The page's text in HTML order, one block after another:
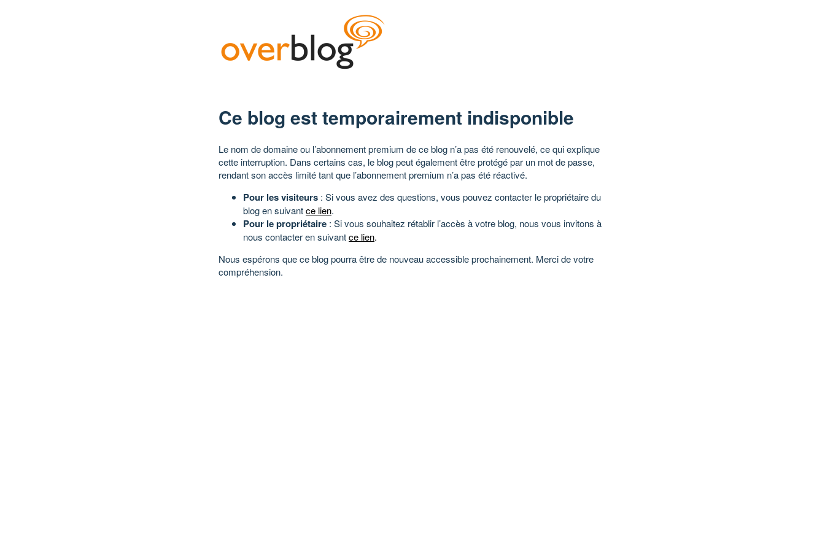
Ce blog est temporairement indisponible
Le nom de domaine ou l’abonnement premium de ce blog n’a pas été renouvelé, ce qui explique
cette interruption. Dans certains cas, le blog peut également être protégé par un mot de passe,
rendant son accès limité tant que l’abonnement premium n’a pas été réactivé.
Pour les visiteurs : Si vous avez des questions, vous pouvez contacter le propriétaire du
blog en suivantce lien.
Pour le propriétaire : Si vous souhaitez rétablir l’accès à votre blog, nous vous invitons à
nous contacter en suivantce lien.
Nous espérons que ce blog pourra être de nouveau accessible prochainement. Merci de votre
compréhension.